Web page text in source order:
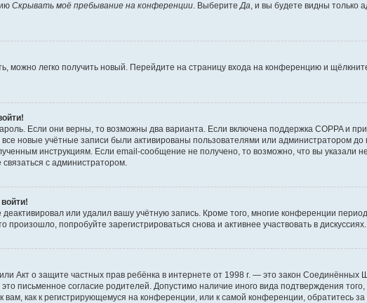
Скрывать моё пребывание на конференции. ВыберитеДа, и вы будете видны только
можно легко получить новый. Перейдите на страницу входа на конференцию и
Если они верны, то возможны два варианта. Если включена поддержка COPPA и
новые учётные записи были активированы пользователями или администратором
инструкциям. Если email-сообщение не получено, то возможно, что вы указали
с администратором.
или удалил вашу учётную запись. Кроме того, многие конференции
попробуйте зарегистрироваться снова и активнее участвовать в дискуссиях.
Акт о защите частных прав ребёнка в интернете от 1998 г. — это закон
письменное согласие родителей. Допустимо наличие иного вида подтверждения
как к регистрирующемуся на конференции, или к самой конференции, обратитесь